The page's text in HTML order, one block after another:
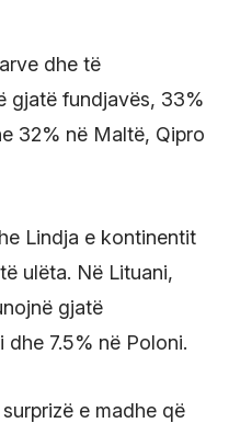
dhe të
gjatë fundjavës, 33%
32% në Maltë, Qipro
Lindja e kontinentit
ulëta. Në Lituani,
gjatë
7.5% në Poloni.
e madhe që